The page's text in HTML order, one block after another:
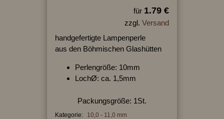
für 1.79 €
zzgl. Versand
handgefertigte Lampenperle
aus den Böhmischen Glashütten
Perlengröße: 10mm
LochØ: ca. 1,5mm
Packungsgröße: 1St.
Kategorie: 10,0 - 11,0 mm